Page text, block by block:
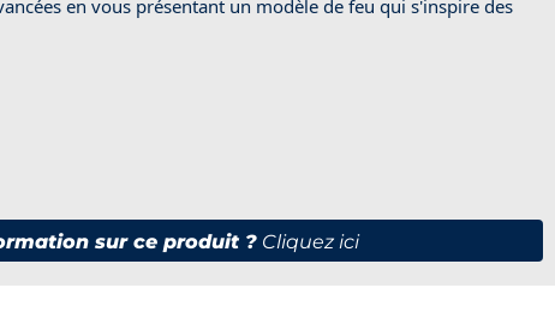
en vous présentant un modèle de feu qui s'inspire des
sur ce produit ? Cliquez ici